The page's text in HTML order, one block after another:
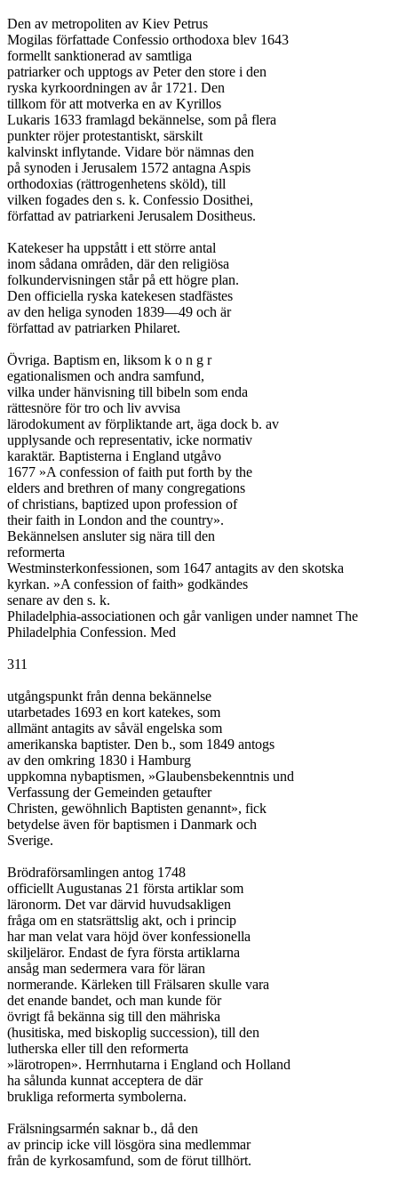
Den av metropoliten av Kiev Petrus
Mogilas författade Confessio orthodoxa blev 1643
formellt sanktionerad av samtliga
patriarker och upptogs av Peter den store i den
ryska kyrkoordningen av år 1721. Den
tillkom för att motverka en av Kyrillos
Lukaris 1633 framlagd bekännelse, som på flera
punkter röjer protestantiskt, särskilt
kalvinskt inflytande. Vidare bör nämnas den
på synoden i Jerusalem 1572 antagna Aspis
orthodoxias (rättrogenhetens sköld), till
vilken fogades den s. k. Confessio Dosithei,
författad av patriarkeni Jerusalem Dositheus.
Katekeser ha uppstått i ett större antal
inom sådana områden, där den religiösa
folkundervisningen står på ett högre plan.
Den officiella ryska katekesen stadfästes
av den heliga synoden 1839—49 och är
författad av patriarken Philaret.
Övriga. Baptism en, liksom k o n g r
egationalismen och andra samfund,
vilka under hänvisning till bibeln som enda
rättesnöre för tro och liv avvisa
lärodokument av förpliktande art, äga dock b. av
upplysande och representativ, icke normativ
karaktär. Baptisterna i England utgåvo
1677 »A confession of faith put forth by the
elders and brethren of many congregations
of christians, baptized upon profession of
their faith in London and the country».
Bekännelsen ansluter sig nära till den
reformerta
Westminsterkonfessionen, som 1647 antagits av den skotska
kyrkan. »A confession of faith» godkändes
senare av den s. k.
Philadelphia-associationen och går vanligen under namnet The
Philadelphia Confession. Med
311
utgångspunkt från denna bekännelse
utarbetades 1693 en kort katekes, som
allmänt antagits av såväl engelska som
amerikanska baptister. Den b., som 1849 antogs
av den omkring 1830 i Hamburg
uppkomna nybaptismen, »Glaubensbekenntnis und
Verfassung der Gemeinden getaufter
Christen, gewöhnlich Baptisten genannt», fick
betydelse även för baptismen i Danmark och
Sverige.
Brödraförsamlingen antog 1748
officiellt Augustanas 21 första artiklar som
läronorm. Det var därvid huvudsakligen
fråga om en statsrättslig akt, och i princip
har man velat vara höjd över konfessionella
skiljeläror. Endast de fyra första artiklarna
ansåg man sedermera vara för läran
normerande. Kärleken till Frälsaren skulle vara
det enande bandet, och man kunde för
övrigt få bekänna sig till den mähriska
(husitiska, med biskoplig succession), till den
lutherska eller till den reformerta
»lärotropen». Herrnhutarna i England och Holland
ha sålunda kunnat acceptera de där
brukliga reformerta symbolerna.
Frälsningsarmén saknar b., då den
av princip icke vill lösgöra sina medlemmar
från de kyrkosamfund, som de förut tillhört.